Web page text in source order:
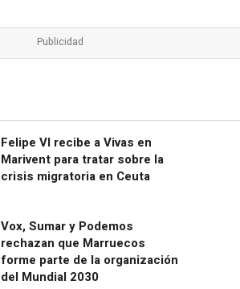
Felipe VI recibe a Vivas en
Marivent para tratar sobre la
crisis migratoria en Ceuta
Vox, Sumar y Podemos
rechazan que Marruecos
forme parte de la organización
del Mundial 2030